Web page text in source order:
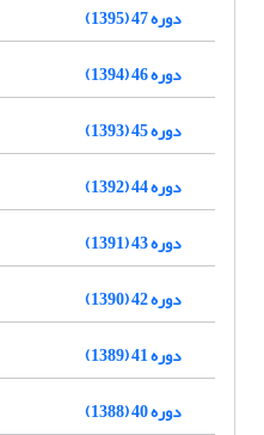
دوره 47 (1395)
دوره 46 (1394)
دوره 45 (1393)
دوره 44 (1392)
دوره 43 (1391)
دوره 42 (1390)
دوره 41 (1389)
دوره 40 (1388)